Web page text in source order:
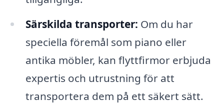
Särskilda transporter: Om du har
speciella föremål som piano eller
antika möbler, kan flyttfirmor erbjuda
expertis och utrustning för att
transportera dem på ett säkert sätt.